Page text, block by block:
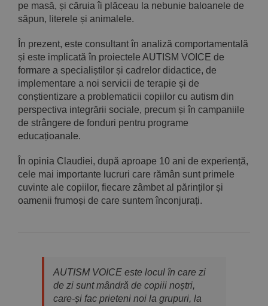
pe masă, și căruia îi plăceau la nebunie baloanele de
săpun, literele și animalele.
În prezent, este consultant în analiză comportamentală
și este implicată în proiectele AUTISM VOICE de
formare a specialiștilor și cadrelor didactice, de
implementare a noi servicii de terapie și de
conștientizare a problematicii copiilor cu autism din
perspectiva integrării sociale, precum și în campaniile
de strângere de fonduri pentru programe
educațioanale.
În opinia Claudiei, după aproape 10 ani de experiență,
cele mai importante lucruri care rămân sunt primele
cuvinte ale copiilor, fiecare zâmbet al părinților și
oamenii frumoși de care suntem înconjurați.
AUTISM VOICE este locul în care zi
de zi sunt mândră de copiii noștri,
care-și fac prieteni noi la grupuri, la